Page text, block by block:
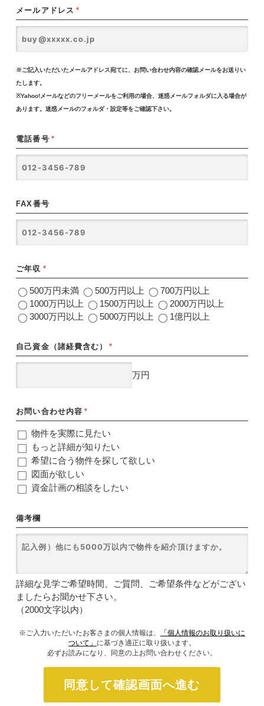
メールアドレス *
※ご記入いただいたメールアドレス宛てに、お問い合わせ内容の確認メールをお送りい
たします。
※Yahoo!メールなどのフリーメールをご利用の場合、迷惑メールフォルダに入る場合が
あります。迷惑メールのフォルダ・設定等をご確認下さい。
電話番号 *
FAX番号
ご年収 *
500万円未満 500万円以上
700万円以上
1000万円以上
1500万円以上
2000万円以上
3000万円以上
5000万円以上 1億円以上
自己資金（諸経費含む） *
万円
お問い合わせ内容 *
物件を実際に見たい
もっと詳細が知りたい
希望に合う物件を探して欲しい
図面が欲しい
資金計画の相談をしたい
備考欄
詳細な見学ご希望時間、ご質問、ご希望条件などがござい
ましたらお聞かせ下さい。
（2000文字以内）
※ご入力いただいたお客さまの個人情報は、
「個人情報のお取り扱いに
ついて」 に基づき適正に取り扱います。
必ずお読みになり、同意の上お問い合わせください。
同意して確認画面へ進む